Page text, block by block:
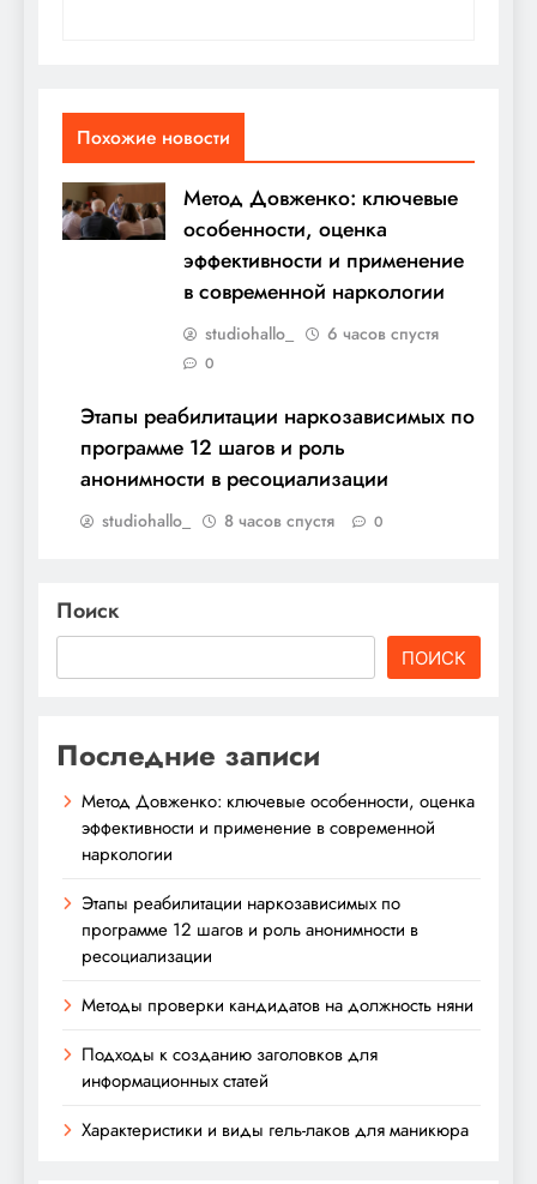
Похожие новости
Метод Довженко: ключевые
особенности, оценка
эффективности и применение
в современной наркологии
studiohallo_ 6 часов спустя
0
Этапы реабилитации наркозависимых по
программе 12 шагов и роль
анонимности в ресоциализации
studiohallo_ 8 часов спустя 0
Поиск
ПОИСК
Последние записи
Метод Довженко: ключевые особенности, оценка
эффективности и применение в современной
наркологии
Этапы реабилитации наркозависимых по
программе 12 шагов и роль анонимности в
ресоциализации
Методы проверки кандидатов на должность няни
Подходы к созданию заголовков для
информационных статей
Характеристики и виды гель-лаков для маникюра